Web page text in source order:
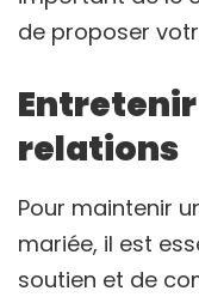
de proposer
relations
Pour maintenir
mariée, il est
soutien et de